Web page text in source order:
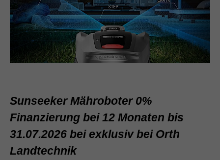
Sunseeker Mähroboter 0%
Finanzierung bei 12 Monaten bis
31.07.2026 bei exklusiv bei Orth
Landtechnik